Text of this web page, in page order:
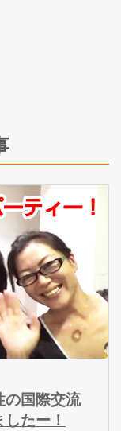
の国際交流
たー！